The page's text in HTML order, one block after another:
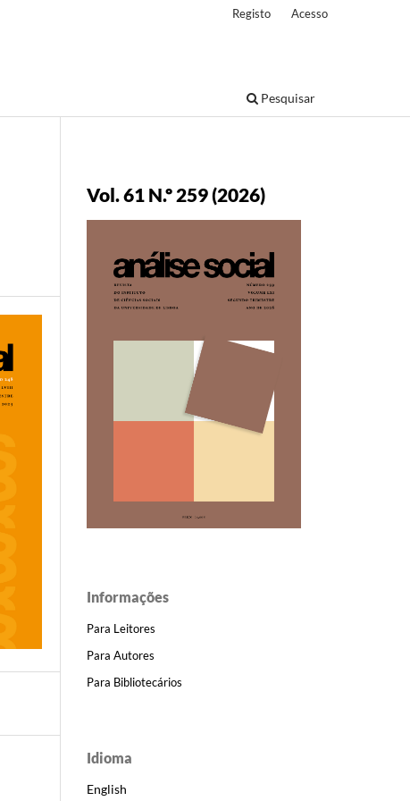
Pesquisar
Registo Acesso
Vol. 61 N.º 259 (2026)
Informações
Para Leitores
Para Autores
Para Bibliotecários
Idioma
English